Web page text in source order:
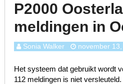
P2000
meldingen in
Sonia Walker november
Het systeem dat gebruikt wordt
112 meldingen is niet